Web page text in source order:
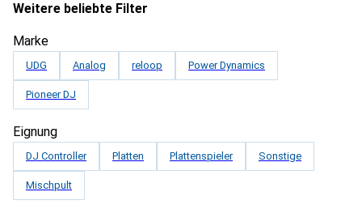
Weitere beliebte Filter
Marke
UDG Analog reloop Power Dynamics
Pioneer DJ
Eignung
DJ Controller Platten Plattenspieler Sonstige
Mischpult